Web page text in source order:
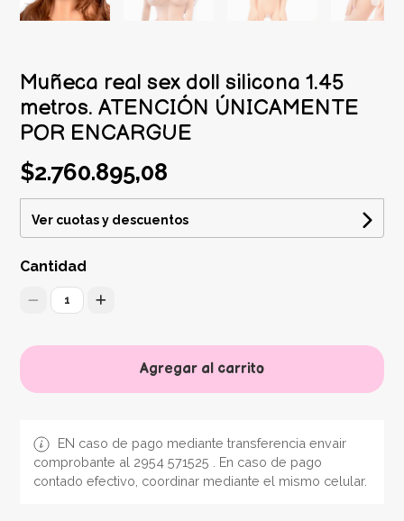
Muñeca real sex doll silicona 1.45
metros. ATENCIÓN ÚNICAMENTE
POR ENCARGUE
$2.760.895,08
Ver cuotas y descuentos
Cantidad
1
Agregar al carrito
EN caso de pago mediante transferencia envair
comprobante al 2954 571525 . En caso de pago
contado efectivo, coordinar mediante el mismo celular.